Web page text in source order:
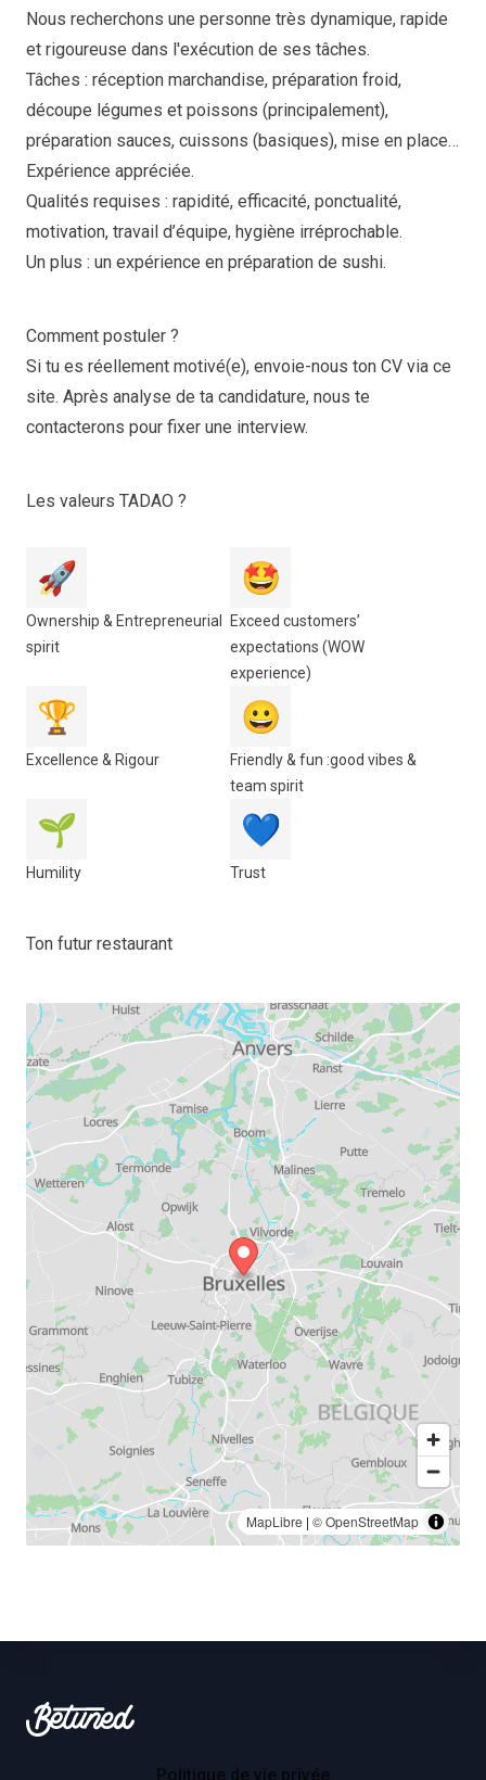
Nous recherchons une personne très dynamique, rapide
et rigoureuse dans l'exécution de ses tâches.
Tâches : réception marchandise, préparation froid,
découpe légumes et poissons (principalement),
préparation sauces, cuissons (basiques), mise en place…
Expérience appréciée.
Qualités requises : rapidité, efficacité, ponctualité,
motivation, travail d’équipe, hygiène irréprochable.
Un plus : un expérience en préparation de sushi.
Comment postuler ?
Si tu es réellement motivé(e), envoie-nous ton CV via ce
site. Après analyse de ta candidature, nous te
contacterons pour fixer une interview.
Les valeurs TADAO ?
🚀
Ownership & Entrepreneurial
spirit
🤩
Exceed customers’
expectations (WOW
experience)
🏆
Excellence & Rigour
😀
Friendly & fun :good vibes &
team spirit
🌱
Humility
💙
Trust
Ton futur restaurant
MapLibre | © OpenStreetMap
Betuned
Politique de vie privée